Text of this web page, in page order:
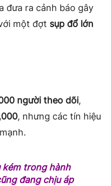
đưa ra cảnh báo gây
một đợt sụp đổ lớn
người theo dõi,
, nhưng các tín hiệu
kém trong hành
đang chịu áp